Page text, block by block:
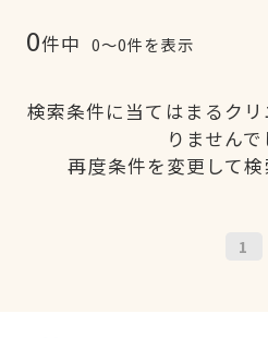
0件中 0〜0件を表示
検索条件に当てはまるク
りませんで
再度条件を変更して検
1